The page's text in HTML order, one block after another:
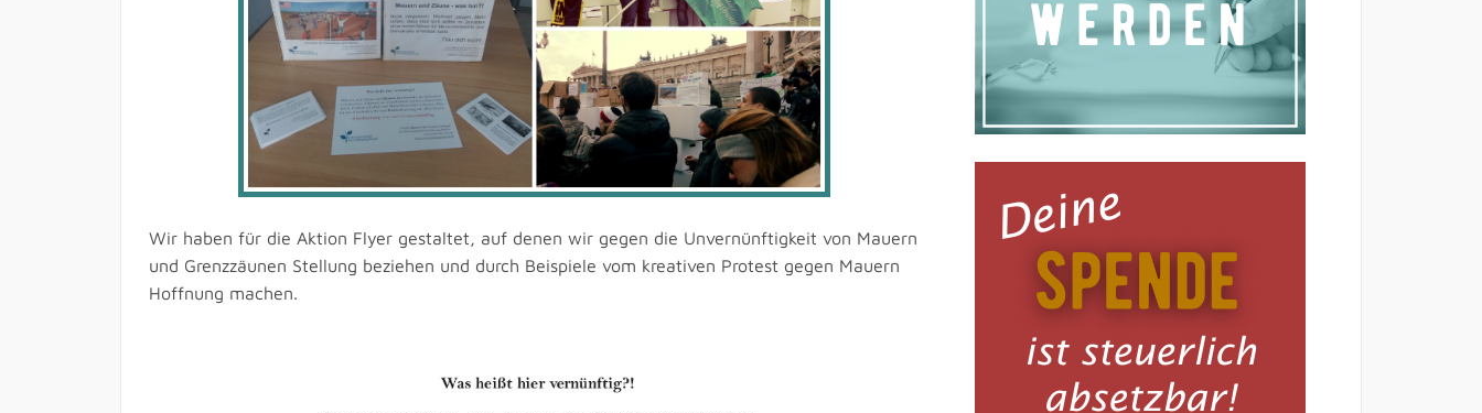
Wir haben für die Aktion Flyer gestaltet, auf denen wir gegen die Unvernünftigkeit von Mauern
und Grenzzäunen Stellung beziehen und durch Beispiele vom kreativen Protest gegen Mauern
Hoffnung machen.